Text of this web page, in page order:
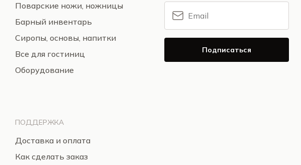
Поварские ножи, ножницы
Барный инвентарь
Сиропы, основы, напитки
Все для гостиниц
Оборудование
ПОДДЕРЖКА
Доставка и оплата
Как сделать заказ
Подписаться